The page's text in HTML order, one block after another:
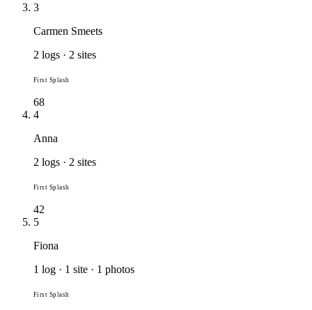
3
Carmen Smeets
2 logs · 2 sites
First Splash
68
4
Anna
2 logs · 2 sites
First Splash
42
5
Fiona
1 log · 1 site · 1 photos
First Splash